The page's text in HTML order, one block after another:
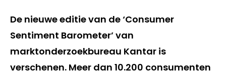
De nieuwe editie van de ‘Consumer
Sentiment Barometer’ van
marktonderzoekbureau Kantar is
verschenen. Meer dan 10.200 consumenten